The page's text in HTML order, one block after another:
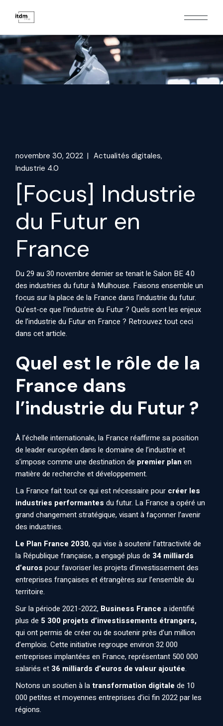
content
novembre 30, 2022
Actualités digitales
Industrie 4.0
[Focus] Industrie
du Futur en
France
Du 29 au 30 novembre dernier se tenait leSalon BE 4.0
des industries du futurà Mulhouse. Faisons ensemble un
focus sur la place de la France dans l’industrie du futur.
Qu’est-ce que l’industrie du Futur ? Quels sont les enjeux
de l’industrie du Futur en France ? Retrouvez tout ceci
dans cet article.
Quel est le rôle de la
France dans
l’industrie du Futur ?
À l’échelle internationale, la France réaffirme sa position
de leader européen dans le domaine de l’industrie et
s’impose comme une destination de premier plan en
matière de recherche et développement.
La France fait tout ce qui est nécessaire pour créer les
industries performantesdu futur. La France a opéré un
grand changement stratégique, visant à façonner l’avenir
des industries.
Le Plan France 2030, qui vise à soutenir l’attractivité de
la République française, a engagé plus de 34 milliards
d’euros pour favoriser les projets d’investissement des
entreprises françaises et étrangères sur l’ensemble du
territoire.
Sur la période 2021-2022, Business France a identifié
plus de 5 300 projets d’investissements étrangers,
qui ont permis de créer ou de soutenir près d’un million
d’emplois. Cette initiative regroupe environ 32 000
entreprises implantées en France, représentant 500 000
salariés et 36 milliards d’euros de valeur ajoutée.
Notons un soutien à latransformation digitale de 10
000 petites et moyennes entreprises d’ici fin 2022 par les
régions.